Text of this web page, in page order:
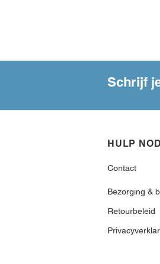
Schrijf
HULP
Contact
Bezorging &
Retourbeleid